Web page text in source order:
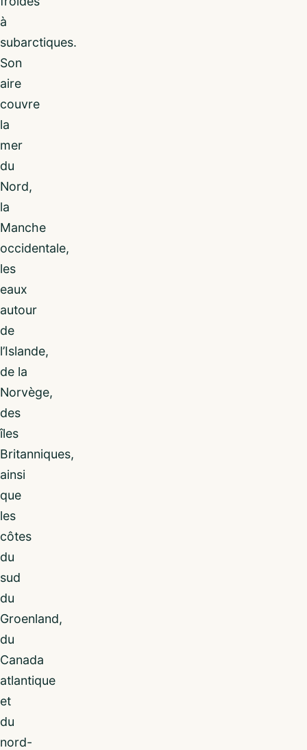
à
subarctiques.
Son
aire
couvre
la
mer
du
Nord,
la
Manche
occidentale,
les
eaux
autour
de
l’Islande,
de la
Norvège,
des
îles
Britanniques,
ainsi
que
les
côtes
du
sud
du
Groenland,
du
Canada
atlantique
et
du
nord-